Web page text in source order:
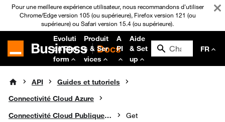
Pour une meilleure expérience utilisateur, nous recommandons d'utiliser
Chrome/Edge version 105 (ou supérieure), Firefox version 121 (ou
supérieure) ou Safari version 15.4 (ou supérieure).
Evoluti
on Plat
form
Produit
s & Ser
vices
A
PI
Aide
& Set
up
FR
API
Guides et tutoriels
Connectivité Cloud Azure
Connectivité Cloud Publique Haute Disponibilité
Get